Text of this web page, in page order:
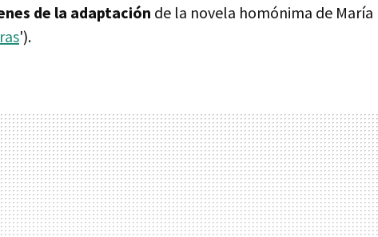
de la adaptación de la novela homónima de María
').